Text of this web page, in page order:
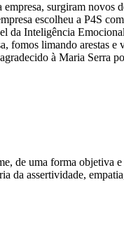
surgiram novos
escolheu a P4S
da Inteligência
fomos limando arestas
à Maria Serra
uma forma objetiva
da assertividade,